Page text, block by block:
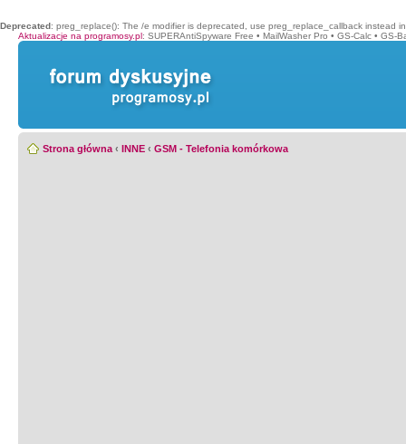
Deprecated: preg_replace(): The /e modifier is deprecated, use preg_replace_callback instead
Aktualizacje na programosy.pl: SUPERAntiSpyware Free • MailWasher Pro • GS-Calc • GS-
Strona główna ‹ INNE ‹ GSM - Telefonia komórkowa